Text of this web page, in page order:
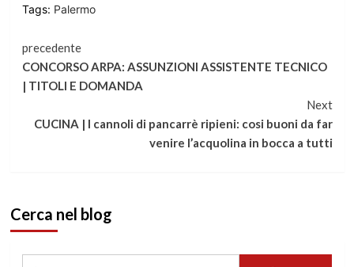
Tags: Palermo
Continua
a
leggere
precedente
CONCORSO ARPA: ASSUNZIONI ASSISTENTE TECNICO
| TITOLI E DOMANDA
Next
CUCINA | I cannoli di pancarrè ripieni: cosi buoni da far
venire l’acquolina in bocca a tutti
Cerca nel blog